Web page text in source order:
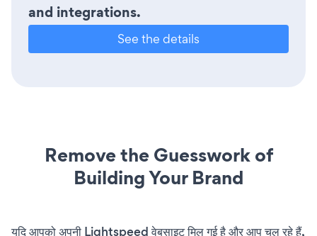
and integrations.
See the details
Remove the Guesswork of
Building Your Brand
यदि आपको अपनी Lightspeed वेबसाइट मिल गई है और आप चल रहे हैं,